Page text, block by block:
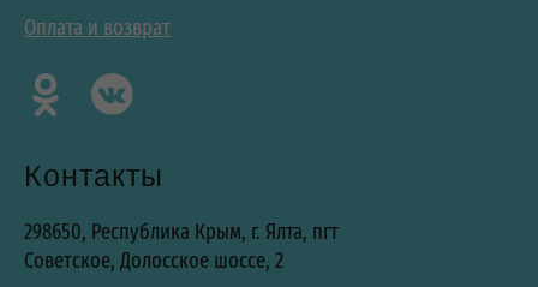
Оплата и возврат
Контакты
298650, Республика Крым, г. Ялта, пгт
Советское, Долосское шоссе, 2